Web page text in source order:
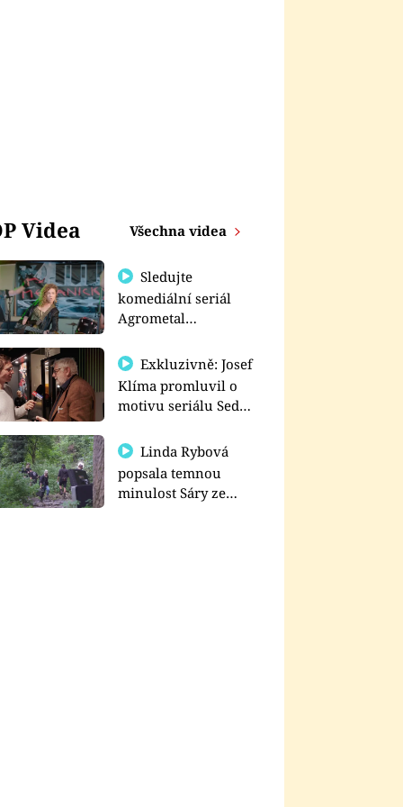
Videa Všechna videa
Sledujte
komediální seriál
Agrometal
prima+
Exkluzivně: Josef
Klíma promluvil o
motivu seriálu Sedm
Linda Rybová
popsala temnou
minulost Sáry ze